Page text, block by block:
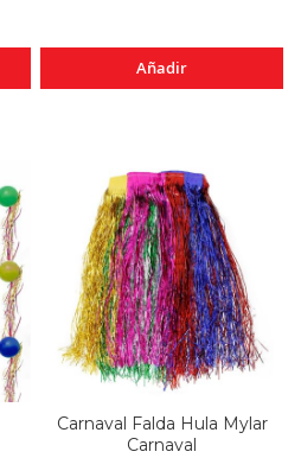
Añadir
Carnaval Falda Hula Mylar
Carnaval